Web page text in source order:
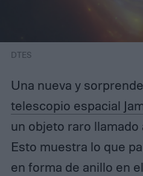
DTES
Una nueva y
telescopio espacial
un objeto raro llamado
Esto muestra lo que
en forma de anillo en